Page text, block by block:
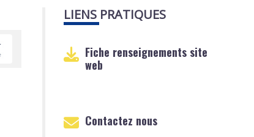
LIENS PRATIQUES
Fiche renseignements site
web
Contactez nous